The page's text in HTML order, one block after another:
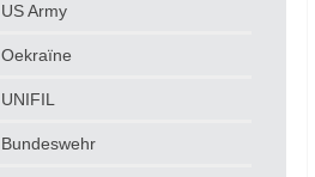
US Army
Oekraïne
UNIFIL
Bundeswehr